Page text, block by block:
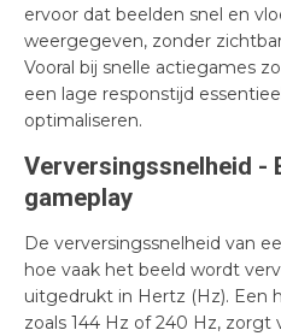
ervoor dat beelden snel en
weergegeven, zonder
Vooral bij snelle actiegames
een lage responstijd
optimaliseren.
Verversingssnelheid -
gameplay
De verversingssnelheid van
hoe vaak het beeld wordt
uitgedrukt in Hertz (Hz). Een
zoals 144 Hz of 240 Hz,